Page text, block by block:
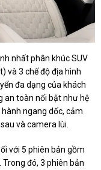
nhất phân khúc SUV
và 3 chế độ địa hình
đa dạng của khách
an toàn nổi bật như hệ
ngang dốc, cảm
và camera lùi.
với 5 phiên bản gồm
Trong đó, 3 phiên bản